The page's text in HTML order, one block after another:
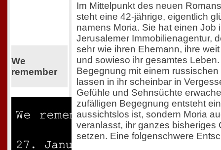
We
remember
Im Mittelpunkt des neuen
steht eine 42-jährige, eigentlich
namens Moria. Sie hat einen Job
Jerusalemer Immobilienagentur,
sehr wie ihren Ehemann, ihre
und sowieso ihr gesamtes
Begegnung mit einem
lassen in ihr scheinbar in
Gefühle und Sehnsüchte
zufälligen Begegnung entsteht
aussichtslos ist, sondern Moria
veranlasst, ihr ganzes bisheriges
setzen. Eine folgenschwere